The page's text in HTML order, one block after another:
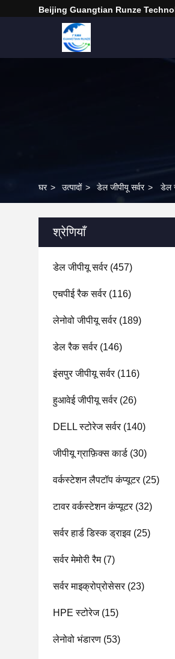
Beijing Guangtian Runze
घर > उत्पादों > डेल जीपीयू सर्वर > डेल
श्रेणियाँ
डेल जीपीयू सर्वर(457)
एचपीई रैक सर्वर(116)
लेनोवो जीपीयू सर्वर(189)
डेल रैक सर्वर(146)
इंसपुर जीपीयू सर्वर(116)
हुआवेई जीपीयू सर्वर(26)
DELL स्टोरेज सर्वर(140)
जीपीयू ग्राफ़िक्स कार्ड (30)
वर्कस्टेशन लैपटॉप कंप्यूटर(25)
टावर वर्कस्टेशन कंप्यूटर(32)
सर्वर हार्ड डिस्क ड्राइव (25)
सर्वर मेमोरी रैम(7)
सर्वर माइक्रोप्रोसेसर(23)
HPE स्टोरेज(15)
लेनोवो भंडारण (53)